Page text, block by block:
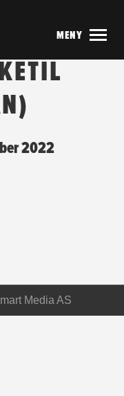
MENY
2022
Media AS